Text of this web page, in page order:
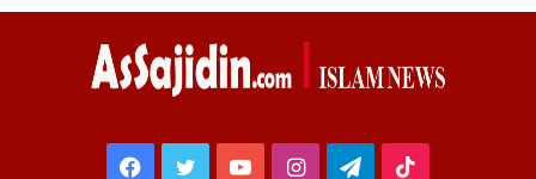
Facebook
TwitterYouTubeInstagram
Telegram